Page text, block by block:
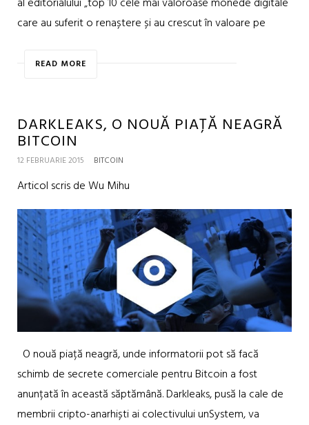
al editorialului „top 10 cele mai valoroase monede digitale
care au suferit o renaștere și au crescut în valoare pe
READ MORE
DARKLEAKS, O NOUĂ PIAȚĂ NEAGRĂ
BITCOIN
12 FEBRUARIE 2015 BITCOIN
Articol scris de Wu Mihu
O nouă piață neagră, unde informatorii pot să facă
schimb de secrete comerciale pentru Bitcoin a fost
anunțată în această săptămână. Darkleaks, pusă la cale de
membrii cripto-anarhiști ai colectivului unSystem, va